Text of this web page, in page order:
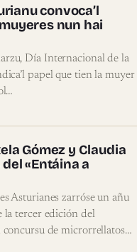
convoca’l
nun hai
Día Internacional de la
papel que tien la muyer
Gómez y Claudia
«Entáina a
Asturianes zarróse un añu
la tercer edición del
concursu de microrrellatos…